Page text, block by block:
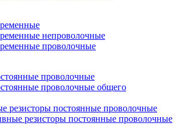
непроволочные
проволочные
проволочные
проволочные общего
резисторы постоянные проволочные
резисторы постоянные проволочные